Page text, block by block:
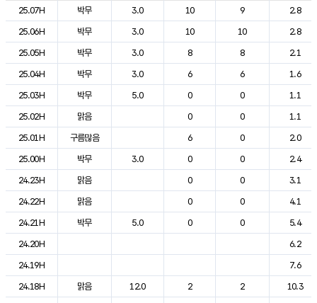
도시별 기상실황표로 지점, 날씨, 기온, 강수, 바람, 기압등을 안내한 표입
25.07H
박무 3.0 10 9
2.8
25.06H
박무 3.0 10 10
2.8
25.05H
박무 3.0 8 8
2.1
25.04H
박무 3.0 6 6
1.6
25.03H
박무 5.0 0 0
1.1
25.02H
맑음 0 0
1.1
25.01H
구름많음 6 0
2.0
25.00H
박무 3.0 0 0
2.4
24.23H
맑음 0 0
3.1
24.22H
맑음 0 0
4.1
24.21H
박무 5.0 0 0
5.4
24.20H
6.2
24.19H
7.6
24.18H
맑음 12.0 2 2
10.3